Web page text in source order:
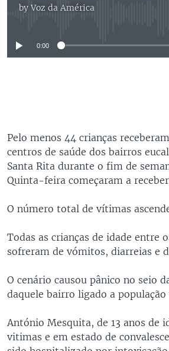
byVoz da América
No media source
0:00
Pelo menos 44 crianças
centros de saúde dos bairros
Santa Rita durante o fim de
Quinta-feira começaram a
O número total de vítimas
Todas as crianças de idade entre
sofreram de vómitos, diarreias e
O cenário causou pânico no seio
daquele bairro ligado a população
António Mesquita, de 13 anos de
vitimas e em estado de